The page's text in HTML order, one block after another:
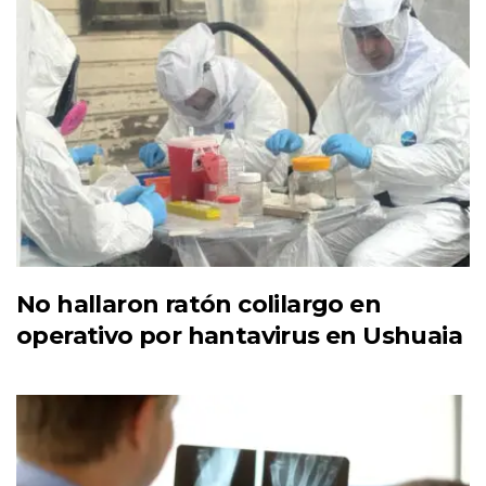
No hallaron ratón colilargo en
operativo por hantavirus en Ushuaia